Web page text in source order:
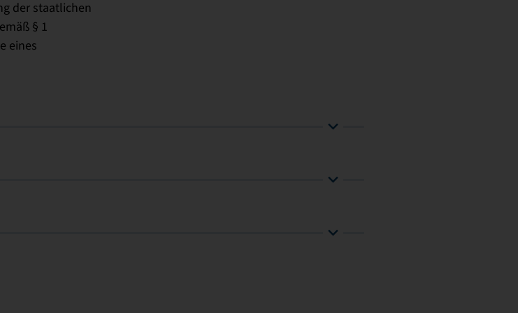
der staatlichen
§ 1
eines